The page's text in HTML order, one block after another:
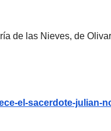
de las Nieves, de
el-sacerdote-julian-